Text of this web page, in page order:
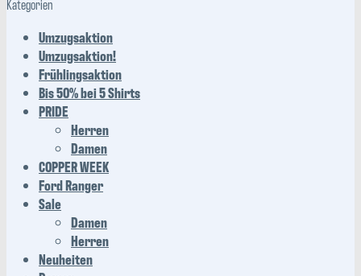
Umzugsaktion
Umzugsaktion!
Frühlingsaktion
Bis 50% bei 5 Shirts
PRIDE
Herren
Damen
COPPER WEEK
Ford Ranger
Sale
Damen
Herren
Neuheiten